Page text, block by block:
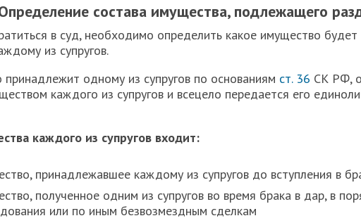
состава имущества, подлежащего
в суд, необходимо определить какое имущество будет
из супругов.
принадлежит одному из супругов по основаниям ст. 36 СК РФ,
каждого из супругов и всецело передается его
каждого из супругов входит:
принадлежавшее каждому из супругов до вступления в
полученное одним из супругов во время брака в дар, в
или по иным безвозмездным сделкам